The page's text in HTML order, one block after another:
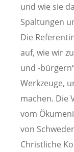
und wie sie
Spaltungen
Die
auf, wie wir
und -
Werkzeuge,
machen. Die
vom
von
Christliche